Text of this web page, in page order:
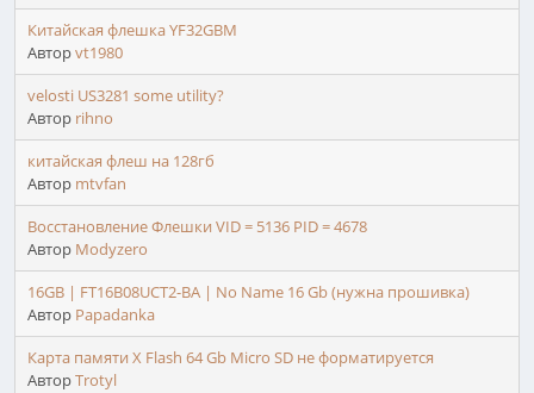
Китайская флешка YF32GBM
Авторvt1980
velosti US3281 some utility?
Автор rihno
китайская флеш на 128гб
Автор mtvfan
Восстановление Флешки VID = 5136 PID = 4678
Автор Modyzero
16GB | FT16B08UCT2-BA | No Name 16 Gb (нужна прошивка)
Автор Papadanka
Карта памяти X Flash 64 Gb Micro SD не форматируется
АвторTrotyl